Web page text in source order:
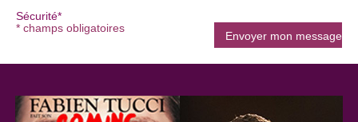
Sécurité*
* champs obligatoires